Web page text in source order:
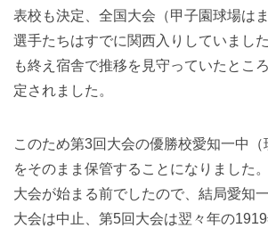
表校も決定、全国大会（甲子園球場は
選手たちはすでに関西入りしていまし
も終え宿舎で推移を見守っていたとこ
定されました。
このため第3回大会の優勝校愛知一中
をそのまま保管することになりました
大会が始まる前でしたので、結局愛知
大会は中止、第5回大会は翌々年の